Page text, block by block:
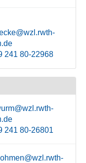
241 80-22968
241 80-26801